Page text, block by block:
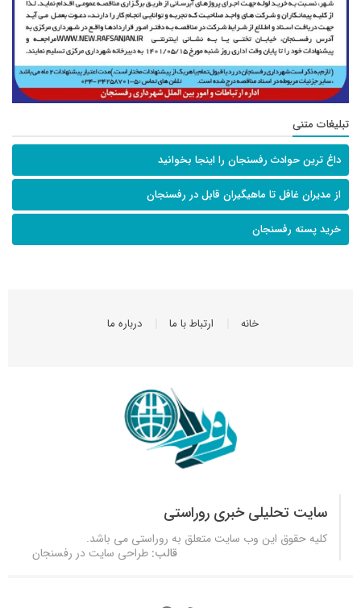
تبلیغات متنی
داغ ترین حوادث رفسنجان را اینجا بخوانید
از مدیران غافل تا ماهیگیران قابل در رفسنجان
خرید پسته رفسنجان
خانه ارتباط با ما درباره ما
سایت تحلیلی خبری روراستی
کلیه حقوق این وب سایت متعلق به روراستی می باشد.
قالب: طراحی سایت در رفسنجان